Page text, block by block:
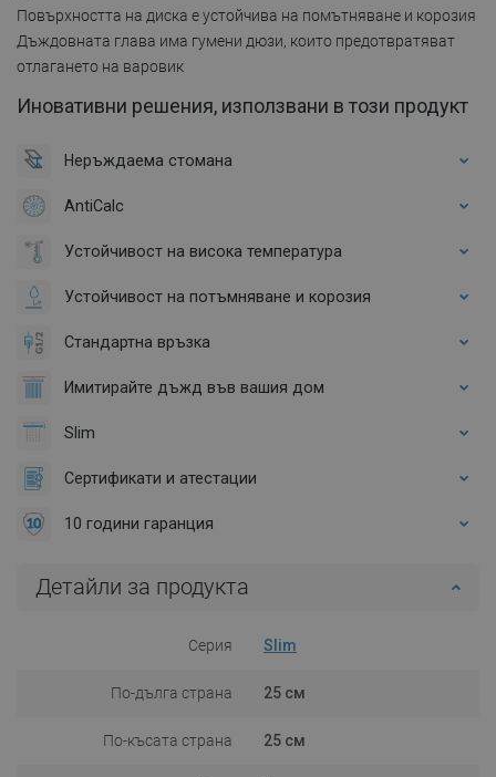
Повърхността на диска е устойчива на помътняване и корозия
Дъждовната глава има гумени дюзи, които предотвратяват
отлагането на варовик
Иновативни решения, използвани в този продукт
Неръждаема стомана
AntiCalc
Устойчивост на висока температура
Устойчивост на потъмняване и корозия
Стандартна връзка
Имитирайте дъжд във вашия дом
Slim
Сертификати и атестации
10 години гаранция
Детайли за продукта
Серия Slim
По-дълга страна 25 см
По-късата страна 25 см